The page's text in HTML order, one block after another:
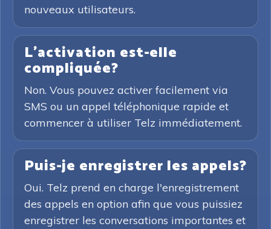
nouveaux utilisateurs.
L'activation est-elle
compliquée?
Non. Vous pouvez activer facilement via
SMS ou un appel téléphonique rapide et
commencer à utiliser Telz immédiatement.
Puis-je enregistrer les appels?
Oui. Telz prend en charge l'enregistrement
des appels en option afin que vous puissiez
enregistrer les conversations importantes et